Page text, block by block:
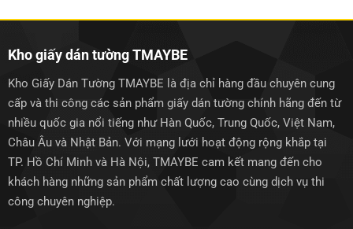
Kho giấy dán tường TMAYBE
Kho Giấy Dán Tường TMAYBE là địa chỉ hàng đầu chuyên cung
cấp và thi công các sản phẩm giấy dán tường chính hãng đến từ
nhiều quốc gia nổi tiếng như Hàn Quốc, Trung Quốc, Việt Nam,
Châu Âu và Nhật Bản. Với mạng lưới hoạt động rộng khắp tại
TP. Hồ Chí Minh và Hà Nội, TMAYBE cam kết mang đến cho
khách hàng những sản phẩm chất lượng cao cùng dịch vụ thi
công chuyên nghiệp.